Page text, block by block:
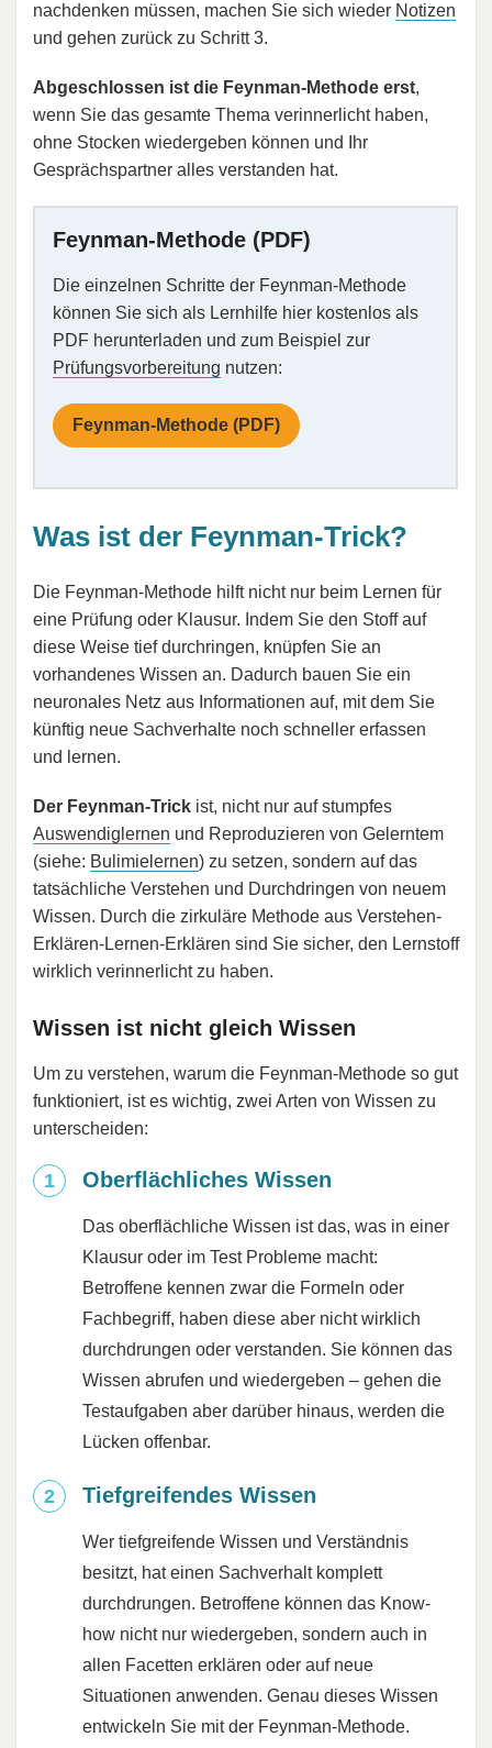
nachdenken müssen, machen Sie sich wieder Notizen
und gehen zurück zu Schritt 3.
Abgeschlossen ist die Feynman-Methode erst,
wenn Sie das gesamte Thema verinnerlicht haben,
ohne Stocken wiedergeben können und Ihr
Gesprächspartner alles verstanden hat.
Feynman-Methode (PDF)
Die einzelnen Schritte der Feynman-Methode
können Sie sich als Lernhilfe hier kostenlos als
PDF herunterladen und zum Beispiel zur
Prüfungsvorbereitung nutzen:
Feynman-Methode (PDF)
Was ist der Feynman-Trick?
Die Feynman-Methode hilft nicht nur beim Lernen für
eine Prüfung oder Klausur. Indem Sie den Stoff auf
diese Weise tief durchringen, knüpfen Sie an
vorhandenes Wissen an. Dadurch bauen Sie ein
neuronales Netz aus Informationen auf, mit dem Sie
künftig neue Sachverhalte noch schneller erfassen
und lernen.
Der Feynman-Trick ist, nicht nur auf stumpfes
Auswendiglernen und Reproduzieren von Gelerntem
(siehe: Bulimielernen) zu setzen, sondern auf das
tatsächliche Verstehen und Durchdringen von neuem
Wissen. Durch die zirkuläre Methode aus Verstehen-
Erklären-Lernen-Erklären sind Sie sicher, den Lernstoff
wirklich verinnerlicht zu haben.
Wissen ist nicht gleich Wissen
Um zu verstehen, warum die Feynman-Methode so gut
funktioniert, ist es wichtig, zwei Arten von Wissen zu
unterscheiden:
Oberflächliches Wissen
Das oberflächliche Wissen ist das, was in einer
Klausur oder im Test Probleme macht:
Betroffene kennen zwar die Formeln oder
Fachbegriff, haben diese aber nicht wirklich
durchdrungen oder verstanden. Sie können das
Wissen abrufen und wiedergeben – gehen die
Testaufgaben aber darüber hinaus, werden die
Lücken offenbar.
Tiefgreifendes Wissen
Wer tiefgreifende Wissen und Verständnis
besitzt, hat einen Sachverhalt komplett
durchdrungen. Betroffene können das Know-
how nicht nur wiedergeben, sondern auch in
allen Facetten erklären oder auf neue
Situationen anwenden. Genau dieses Wissen
entwickeln Sie mit der Feynman-Methode.